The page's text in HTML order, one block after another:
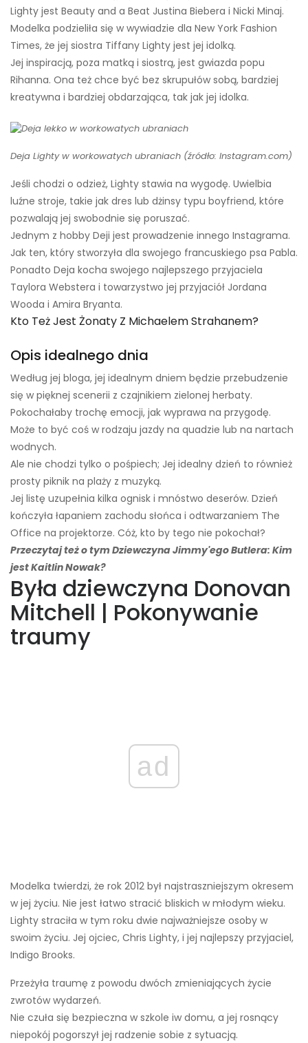
Lighty jest Beauty and a Beat Justina Biebera i Nicki Minaj.
Modelka podzieliła się w wywiadzie dla New York Fashion
Times, że jej siostra Tiffany Lighty jest jej idolką.
Jej inspiracją, poza matką i siostrą, jest gwiazda popu
Rihanna. Ona też chce być bez skrupułów sobą, bardziej
kreatywna i bardziej obdarzająca, tak jak jej idolka.
Deja Lighty w workowatych ubraniach (źródło: Instagram.com)
Jeśli chodzi o odzież, Lighty stawia na wygodę. Uwielbia
luźne stroje, takie jak dres lub dżinsy typu boyfriend, które
pozwalają jej swobodnie się poruszać.
Jednym z hobby Deji jest prowadzenie innego Instagrama.
Jak ten, który stworzyła dla swojego francuskiego psa Pabla.
Ponadto Deja kocha swojego najlepszego przyjaciela
Taylora Webstera i towarzystwo jej przyjaciół Jordana
Wooda i Amira Bryanta.
Kto Też Jest Żonaty Z Michaelem Strahanem?
Opis idealnego dnia
Według jej bloga, jej idealnym dniem będzie przebudzenie
się w pięknej scenerii z czajnikiem zielonej herbaty.
Pokochałaby trochę emocji, jak wyprawa na przygodę.
Może to być coś w rodzaju jazdy na quadzie lub na nartach
wodnych.
Ale nie chodzi tylko o pośpiech; Jej idealny dzień to również
prosty piknik na plaży z muzyką.
Jej listę uzupełnia kilka ognisk i mnóstwo deserów. Dzień
kończyła łapaniem zachodu słońca i odtwarzaniem The
Office na projektorze. Cóż, kto by tego nie pokochał?
Przeczytaj też o tym Dziewczyna Jimmy'ego Butlera: Kim
jest Kaitlin Nowak?
Była dziewczyna Donovan
Mitchell | Pokonywanie
traumy
ad
Modelka twierdzi, że rok 2012 był najstraszniejszym okresem
w jej życiu. Nie jest łatwo stracić bliskich w młodym wieku.
Lighty straciła w tym roku dwie najważniejsze osoby w
swoim życiu. Jej ojciec, Chris Lighty, i jej najlepszy przyjaciel,
Indigo Brooks.
Przeżyła traumę z powodu dwóch zmieniających życie
zwrotów wydarzeń.
Nie czuła się bezpieczna w szkole iw domu, a jej rosnący
niepokój pogorszył jej radzenie sobie z sytuacją.